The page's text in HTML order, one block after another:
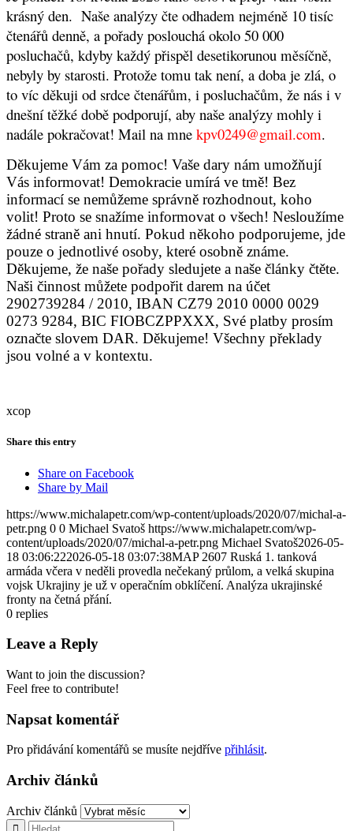
krásný den. Naše analýzy čte odhadem nejméně 10 tisíc
čtenářů denně, a pořady poslouchá okolo 50 000
posluchačů, kdyby každý přispěl desetikorunou měsíčně,
nebyly by starosti. Protože tomu tak není, a doba je zlá, o
to víc děkuji od srdce čtenářům, i posluchačům, že nás i v
dnešní těžké době podporují, aby naše analýzy mohly i
nadále pokračovat! Mail na mne kpv0249@gmail.com.
Děkujeme Vám za pomoc! Vaše dary nám umožňují
Vás informovat! Demokracie umírá ve tmě! Bez
informací se nemůžeme správně rozhodnout, koho
volit! Proto se snažíme informovat o všech! Nesloužíme
žádné straně ani hnutí. Pokud někoho podporujeme, jde
pouze o jednotlivé osoby, které osobně známe.
Děkujeme, že naše pořady sledujete a naše články čtěte.
Naši činnost můžete podpořit darem na účet
2902739284 / 2010, IBAN CZ79 2010 0000 0029
0273 9284, BIC FIOBCZPPXXX, Své platby prosím
označte slovem DAR. Děkujeme! Všechny překlady
jsou volné a v kontextu.
xcop
Share this entry
Share on Facebook
Share by Mail
https://www.michalapetr.com/wp-content/uploads/2020/07/michal-a-
petr.png 0 0 Michael Svatoš https://www.michalapetr.com/wp-
content/uploads/2020/07/michal-a-petr.png Michael Svatoš2026-05-
18 03:06:222026-05-18 03:07:38MAP 2607 Ruská 1. tanková
armáda včera v neděli provedla nečekaný průlom, a velká skupina
vojsk Ukrajiny je už v operačním obklíčení. Analýza ukrajinské
fronty na četná přání.
0 replies
Leave a Reply
Want to join the discussion?
Feel free to contribute!
Napsat komentář
Pro přidávání komentářů se musíte nejdříve přihlásit.
Archiv článků
Archiv článků